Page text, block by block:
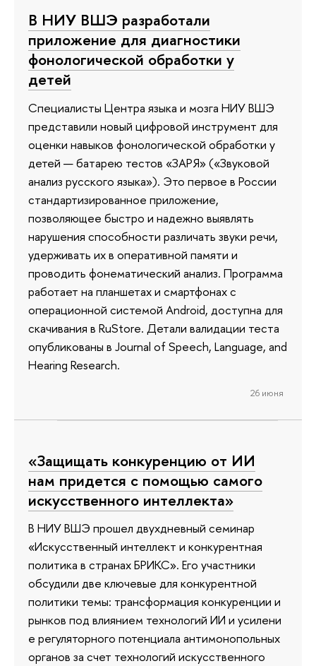
В НИУ ВШЭ разработали
приложение для диагностики
фонологической обработки у
детей
Специалисты Центра языка и мозга НИУ ВШЭ
представили новый цифровой инструмент для
оценки навыков фонологической обработки у
детей — батарею тестов «ЗАРЯ» («Звуковой
анализ русского языка»). Это первое в России
стандартизированное приложение,
позволяющее быстро и надежно выявлять
нарушения способности различать звуки речи,
удерживать их в оперативной памяти и
проводить фонематический анализ. Программа
работает на планшетах и смартфонах с
операционной системой Android, доступна для
скачивания в RuStore. Детали валидации теста
опубликованы в Journal of Speech, Language, and
Hearing Research.
26 июня
«Защищать конкуренцию от ИИ
нам придется с помощью самого
искусственного интеллекта»
В НИУ ВШЭ прошел двухдневный семинар
«Искусственный интеллект и конкурентная
политика в странах БРИКС». Его участники
обсудили две ключевые для конкурентной
политики темы: трансформация конкуренции и
рынков под влиянием технологий ИИ и усилени
е регуляторного потенциала антимонопольных
органов за счет технологий искусственного